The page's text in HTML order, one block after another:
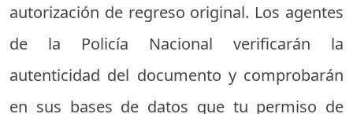
autorización de regreso original. Los agentes
de la Policía Nacional verificarán la
autenticidad del documento y comprobarán
en sus bases de datos que tu permiso de